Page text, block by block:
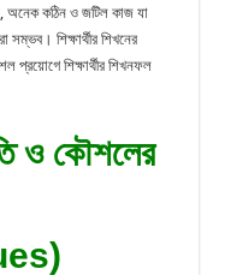
অনেক কঠিন ও জটিল কাজ যা
শিক্ষার্থীর শিখনের
প্রয়োগে শিক্ষার্থীর শিখনফল
ও কৌশলের